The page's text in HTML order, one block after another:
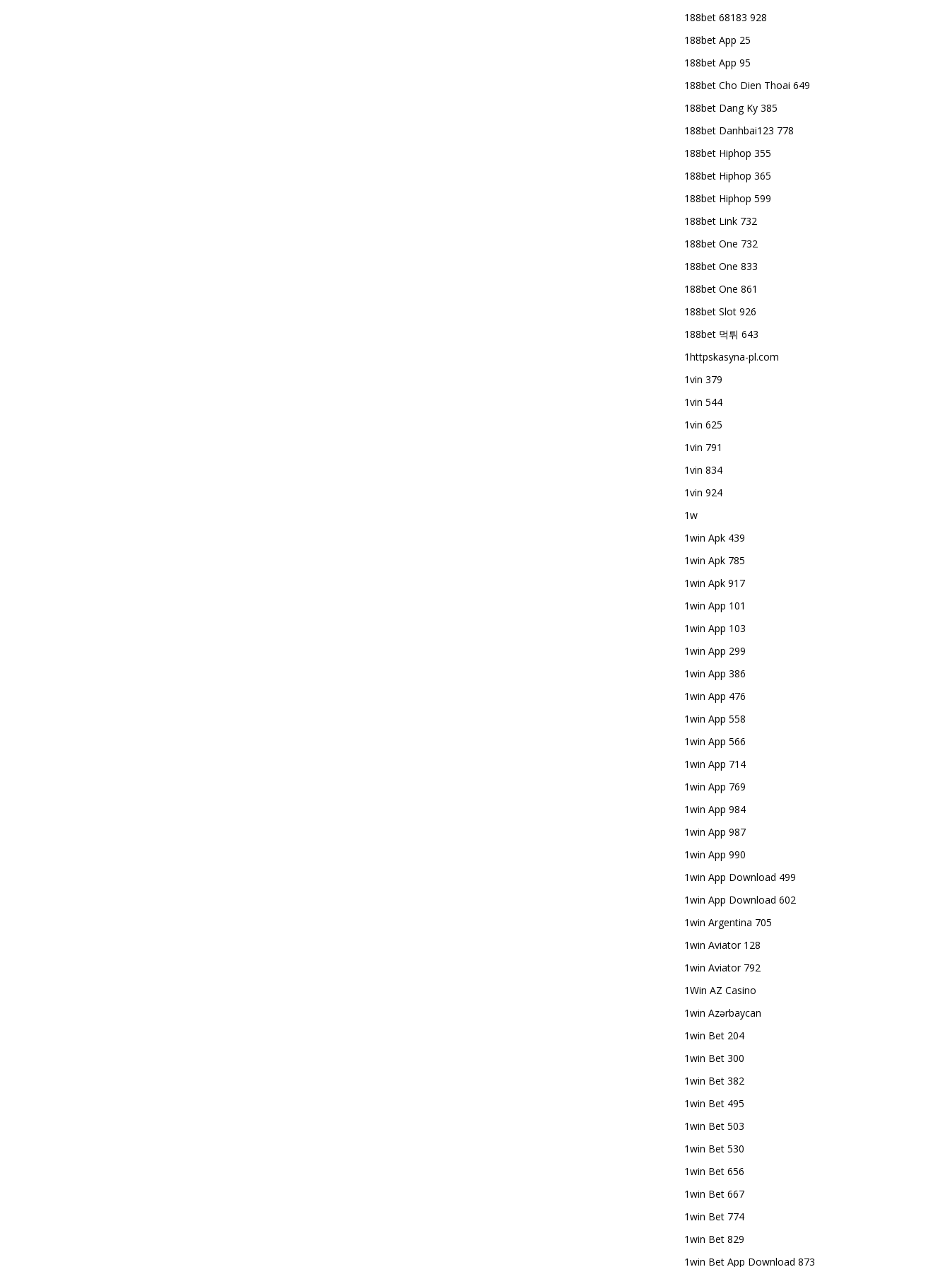
188bet 68183 928
188bet App 25
188bet App 95
188bet Cho Dien Thoai 649
188bet Dang Ky 385
188bet Danhbai123 778
188bet Hiphop 355
188bet Hiphop 365
188bet Hiphop 599
188bet Link 732
188bet One 732
188bet One 833
188bet One 861
188bet Slot 926
188bet 먹튀 643
1httpskasyna-pl.com
1vin 379
1vin 544
1vin 625
1vin 791
1vin 834
1vin 924
1w
1win Apk 439
1win Apk 785
1win Apk 917
1win App 101
1win App 103
1win App 299
1win App 386
1win App 476
1win App 558
1win App 566
1win App 714
1win App 769
1win App 984
1win App 987
1win App 990
1win App Download 499
1win App Download 602
1win Argentina 705
1win Aviator 128
1win Aviator 792
1Win AZ Casino
1win Azərbaycan
1win Bet 204
1win Bet 300
1win Bet 382
1win Bet 495
1win Bet 503
1win Bet 530
1win Bet 656
1win Bet 667
1win Bet 774
1win Bet 829
1win Bet App Download 873